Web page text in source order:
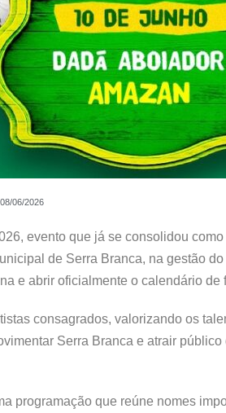
08/06/2026
evento que já se consolidou
de Serra Branca, na gestão
e abrir oficialmente o calendário de
consagrados, valorizando os
Serra Branca e atrair
programação que reúne nomes